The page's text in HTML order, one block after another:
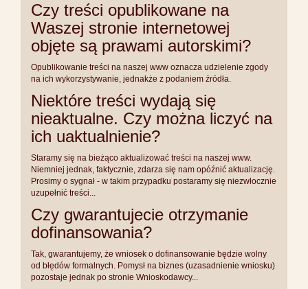
Czy treści opublikowane na
Waszej stronie internetowej
objęte są prawami autorskimi?
Opublikowanie treści na naszej www oznacza udzielenie zgody
na ich wykorzystywanie, jednakże z podaniem źródła.
Niektóre treści wydają się
nieaktualne. Czy można liczyć na
ich uaktualnienie?
Staramy się na bieżąco aktualizować treści na naszej www.
Niemniej jednak, faktycznie, zdarza się nam opóźnić aktualizację.
Prosimy o sygnał - w takim przypadku postaramy się niezwłocznie
uzupełnić treści...
Czy gwarantujecie otrzymanie
dofinansowania?
Tak, gwarantujemy, że wniosek o dofinansowanie będzie wolny
od błędów formalnych. Pomysł na biznes (uzasadnienie wniosku)
pozostaje jednak po stronie Wnioskodawcy...